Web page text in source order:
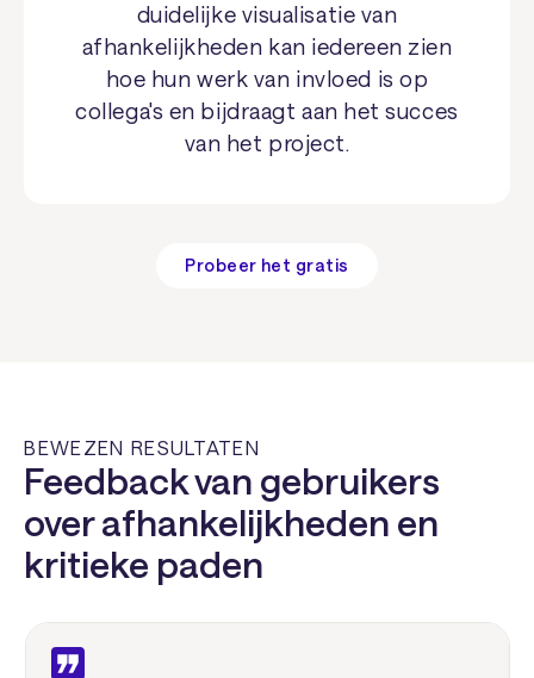
duidelijke visualisatie van
afhankelijkheden kan iedereen zien
hoe hun werk van invloed is op
collega's en bijdraagt ​​aan het succes
van het project.
Probeer het gratis
BEWEZEN RESULTATEN
Feedback van gebruikers
over afhankelijkheden en
kritieke paden